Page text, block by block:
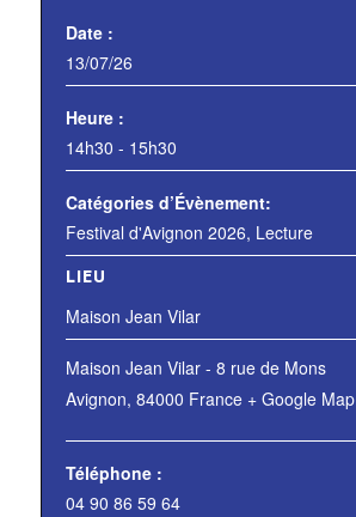
Date :
13/07/26
Heure :
14h30 - 15h30
Catégories d’Évènement:
Festival d'Avignon 2026, Lecture
LIEU
Maison Jean Vilar
Maison Jean Vilar - 8 rue de Mons
Avignon, 84000 France + Google Map
Téléphone :
04 90 86 59 64